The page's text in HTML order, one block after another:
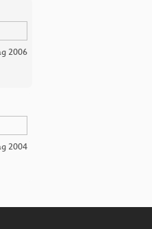
2006
2004